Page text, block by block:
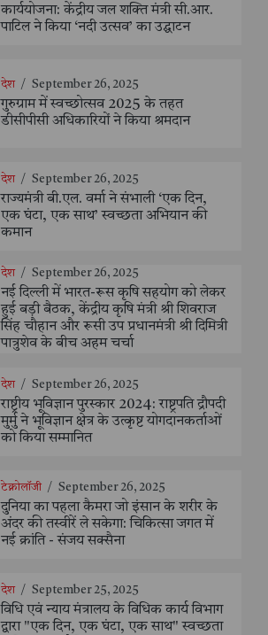
कार्ययोजना: केंद्रीय जल शक्ति मंत्री सी.आर.
पाटिल ने किया ‘नदी उत्सव’ का उद्घाटन
देश / September 26, 2025
गुरुग्राम में स्वच्छोत्सव 2025 के तहत
डीसीपीसी अधिकारियों ने किया श्रमदान
देश / September 26, 2025
राज्यमंत्री बी.एल. वर्मा ने संभाली ‘एक दिन,
एक घंटा, एक साथ’ स्वच्छता अभियान की
कमान
देश / September 26, 2025
नई दिल्ली में भारत-रूस कृषि सहयोग को लेकर
हुई बड़ी बैठक, केंद्रीय कृषि मंत्री श्री शिवराज
सिंह चौहान और रूसी उप प्रधानमंत्री श्री दिमित्री
पात्रुशेव के बीच अहम चर्चा
देश / September 26, 2025
राष्ट्रीय भूविज्ञान पुरस्कार 2024: राष्ट्रपति द्रौपदी
मुर्मु ने भूविज्ञान क्षेत्र के उत्कृष्ट योगदानकर्ताओं
को किया सम्मानित
टेक्नोलॉजी / September 26, 2025
दुनिया का पहला कैमरा जो इंसान के शरीर के
अंदर की तस्वीरें ले सकेगा: चिकित्सा जगत में
नई क्रांति - संजय सक्सैना
देश / September 25, 2025
विधि एवं न्याय मंत्रालय के विधिक कार्य विभाग
द्वारा "एक दिन, एक घंटा, एक साथ" स्वच्छता